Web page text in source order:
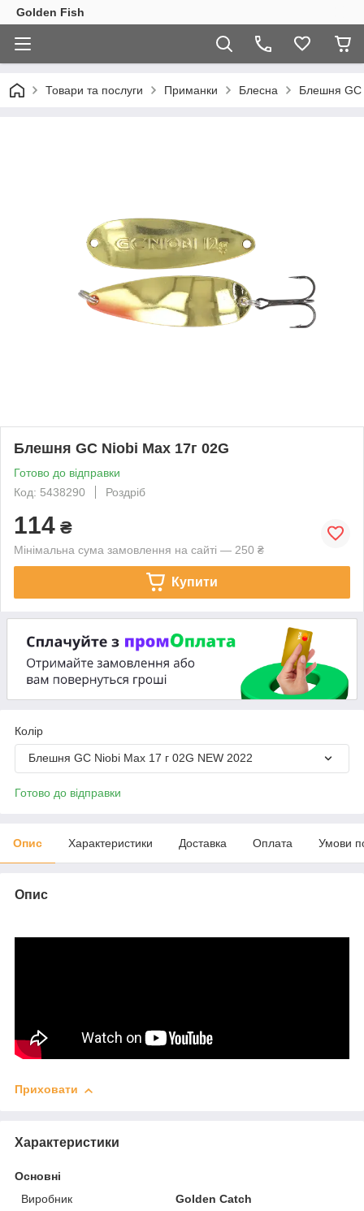
Golden Fish
Товари та послуги Приманки Блесна Блешня GC
Блешня GC Niobi Max 17г 02G
Готово до відправки
Код: 5438290
Роздріб
114 ₴
Мінімальна сума замовлення на сайті — 250 ₴
Купити
Колір
Блешня GC Niobi Max 17 г 02G NEW 2022
Готово до відправки
Опис Характеристики Доставка Оплата Умови
Опис
Приховати
Характеристики
Основні
Виробник
Golden Catch